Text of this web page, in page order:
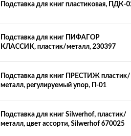
Подставка для книг пластиковая, ПДК-
Подставка для книг ПИФАГОР
КЛАССИК, пластик/металл, 230397
Подставка для книг ПРЕСТИЖ пластик/
металл, регулируемый упор, П-01
Подставка для книг Silwerhof, пластик/
металл, цвет ассорти, Silwerhof 670025